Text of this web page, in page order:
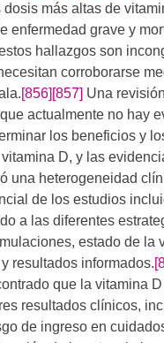
más altas de
enfermedad grave y
hallazgos son
corroborarse
[856] [857]
​Una
actualmente no hay
los beneficios y
D, y las
una heterogeneidad
de los estudios
a las diferentes
estado de la
resultados informados.
que la vitamina
resultados clínicos,
de ingreso en